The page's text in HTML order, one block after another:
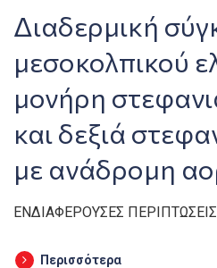
Διαδερμική
μεσοκολπικού
μονήρη
και δεξιά
με ανάδρομη
ΕΝΔΙΑΦΕΡΟΥΣΕΣ ΠΕΡΙΠΤΩΣΕΙΣ
Περισσότερα